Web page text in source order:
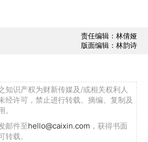
责任编辑：林倩娅
版面编辑：林韵诗
知识产权为财新传媒及/或相关权利人
经许可，禁止进行转载、摘编、复制及
邮件至hello@caixin.com ，获得书面
转载。